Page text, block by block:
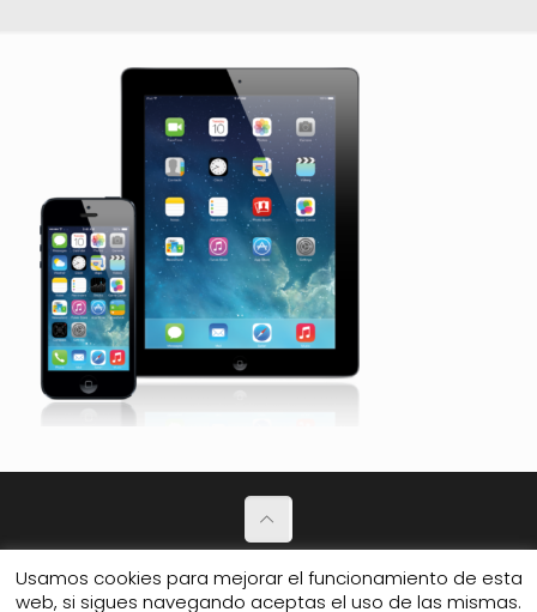
Política de Privacidad
© 2026 Club de amigos.
Usamos cookies para mejorar el funcionamiento de esta
web, si sigues navegando aceptas el uso de las mismas.